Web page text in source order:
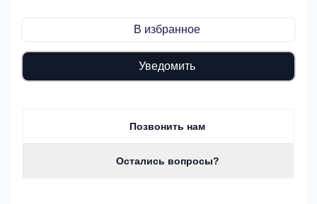
В избранное
Уведомить
Позвонить нам
Остались вопросы?